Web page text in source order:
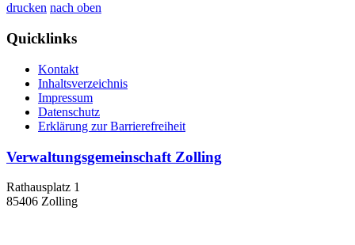
drucken nach oben
Quicklinks
Kontakt
Inhaltsverzeichnis
Impressum
Datenschutz
Erklärung zur Barrierefreiheit
Verwaltungsgemeinschaft Zolling
Rathausplatz 1
85406 Zolling